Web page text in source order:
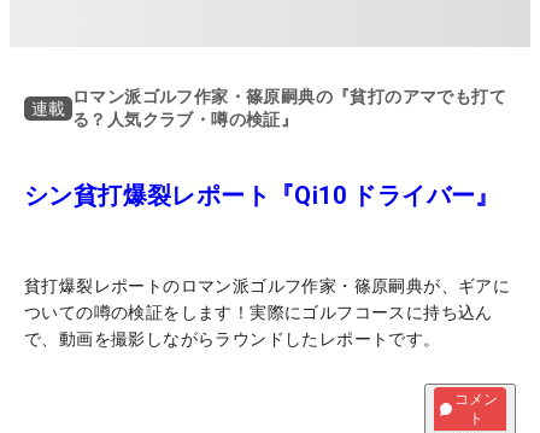
連載
ロマン派ゴルフ作家・篠原嗣典の『貧打のアマでも打て
る？人気クラブ・噂の検証』
シン貧打爆裂レポート『Qi10 ドライバー』
貧打爆裂レポートのロマン派ゴルフ作家・篠原嗣典が、ギアに
ついての噂の検証をします！実際にゴルフコースに持ち込ん
で、動画を撮影しながらラウンドしたレポートです。
コメン
ト